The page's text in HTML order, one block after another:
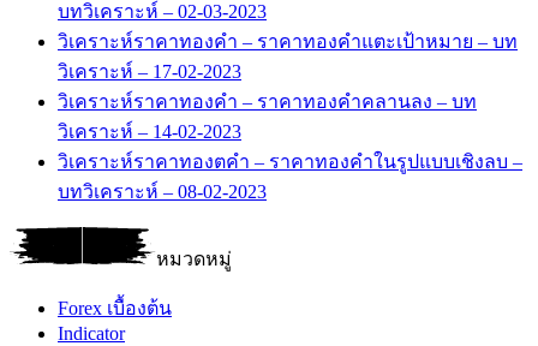
บทวิเคราะห์ – 02-03-2023
วิเคราะห์ราคาทองคำ – ราคาทองคำแตะเป้าหมาย – บท
วิเคราะห์ – 17-02-2023
วิเคราะห์ราคาทองคำ – ราคาทองคำคลานลง – บท
วิเคราะห์ – 14-02-2023
วิเคราะห์ราคาทองตคำ – ราคาทองคำในรูปแบบเชิงลบ –
บทวิเคราะห์ – 08-02-2023
หมวดหมู่
Forex เบื้องต้น
Indicator